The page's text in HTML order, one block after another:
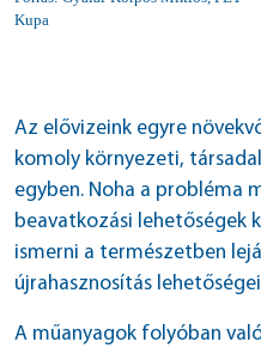
Kupa
Az elővizeink egyre
komoly környezeti,
egyben. Noha a probléma
beavatkozási lehetőségek
ismerni a természetben
újrahasznosítás
A műanyagok folyóban